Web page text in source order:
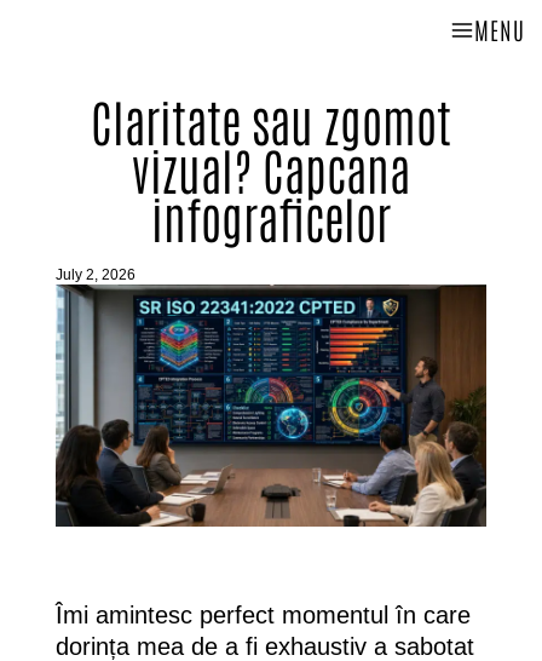
MENU
Claritate sau zgomot
vizual? Capcana
infograficelor
July 2, 2026
Îmi amintesc perfect momentul în care
dorința mea de a fi exhaustiv a sabotat